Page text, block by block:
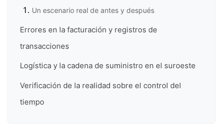
Un escenario real de antes y después
Errores en la facturación y registros de
transacciones
Logística y la cadena de suministro en el suroeste
Verificación de la realidad sobre el control del
tiempo